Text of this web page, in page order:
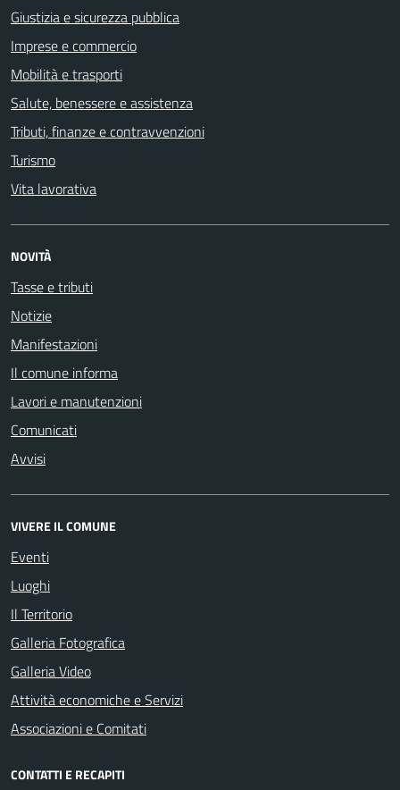
Giustizia e sicurezza pubblica
Imprese e commercio
Mobilità e trasporti
Salute, benessere e assistenza
Tributi, finanze e contravvenzioni
Turismo
Vita lavorativa
NOVITÀ
Tasse e tributi
Notizie
Manifestazioni
Il comune informa
Lavori e manutenzioni
Comunicati
Avvisi
VIVERE IL COMUNE
Eventi
Luoghi
Il Territorio
Galleria Fotografica
Galleria Video
Attività economiche e Servizi
Associazioni e Comitati
CONTATTI E RECAPITI